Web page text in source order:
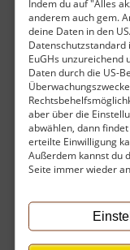
Indem du auf "Alles
anderem auch gem.
deine Daten in den
Datenschutzstandard
EuGHs unzureichend
Daten durch die US-
aber über die
abwählen, dann
erteilte Einwilligung
Außerdem kannst du
Seite immer wieder
welches 1913
napolonischen
ebenso wie am
Bildergalerie.
das preußische
einen Lehrpfad
sich ein
und eine Kapelle.